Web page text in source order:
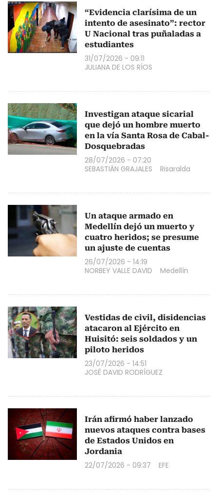
“Evidencia clarísima de un
intento de asesinato”: rector
U Nacional tras puñaladas a
estudiantes
31/07/2026 - 09:11
JULIANA DE LOS RÍOS
Investigan ataque sicarial
que dejó un hombre muerto
en la vía Santa Rosa de Cabal-
Dosquebradas
28/07/2026 - 07:20
SEBASTIÁN GRAJALES
Risaralda
Un ataque armado en
Medellín dejó un muerto y
cuatro heridos; se presume
un ajuste de cuentas
26/07/2026 - 14:19
NORBEY VALLE DAVID
Medellín
Vestidas de civil, disidencias
atacaron al Ejército en
Huisitó: seis soldados y un
piloto heridos
23/07/2026 - 14:51
JOSÉ DAVID RODRÍGUEZ
Irán afirmó haber lanzado
nuevos ataques contra bases
de Estados Unidos en
Jordania
22/07/2026 - 09:37 EFE